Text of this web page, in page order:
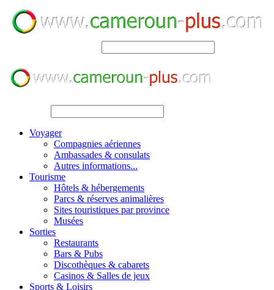
Voyager
Compagnies aériennes
Ambassades & consulats
Autres informations...
Tourisme
Hôtels & hébergements
Parcs & réserves animalières
Sites touristiques par province
Musées
Sorties
Restaurants
Bars & Pubs
Discothèques & cabarets
Casinos & Salles de jeux
Sports & Loisirs